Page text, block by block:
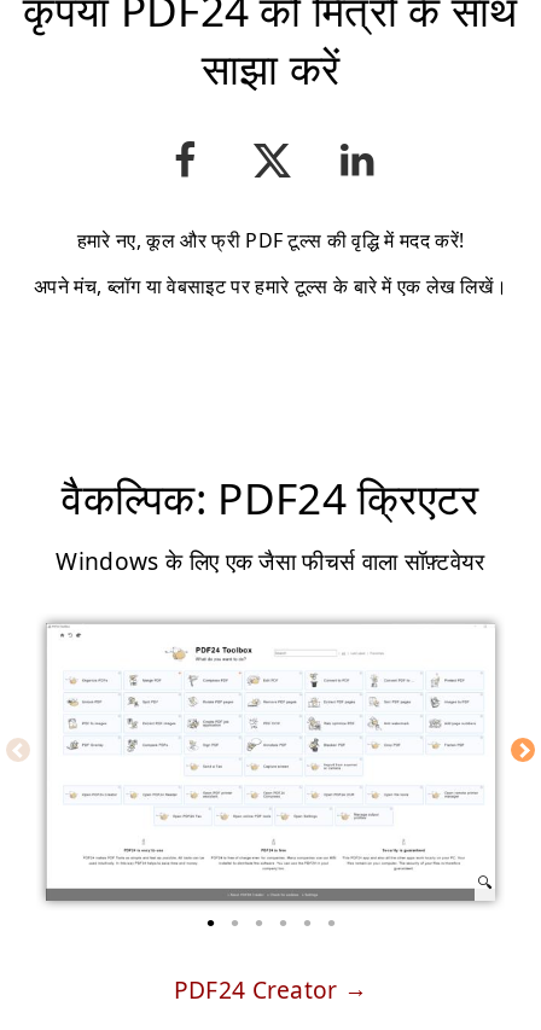
साझा करें
हमारे नए, कूल और फ्री PDF टूल्स की वृद्धि में मदद करें!
अपने मंच, ब्लॉग या वेबसाइट पर हमारे टूल्स के बारे में एक लेख लिखें।
वैकल्पिक: PDF24 क्रिएटर
Windows के लिए एक जैसा फीचर्स वाला सॉफ़्टवेयर
PDF24 Creator